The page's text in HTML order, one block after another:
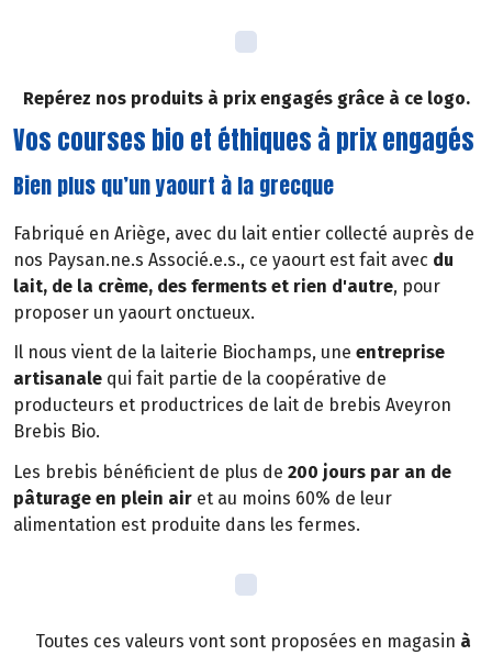
Repérez nos produits à prix engagés grâce à ce logo.
Vos courses bio et éthiques à prix engagés
Bien plus qu’un yaourt à la grecque
Fabriqué en Ariège, avec du lait entier collecté auprès de
nos Paysan.ne.s Associé.e.s., ce yaourt est fait avec du
lait, de la crème, des ferments et rien d'autre, pour
proposer un yaourt onctueux.
Il nous vient de la laiterie Biochamps, une entreprise
artisanale qui fait partie de la coopérative de
producteurs et productrices de lait de brebis Aveyron
Brebis Bio.
Les brebis bénéficient de plus de 200 jours par an de
pâturage en plein air et au moins 60% de leur
alimentation est produite dans les fermes.
Toutes ces valeurs vont sont proposées en magasin à